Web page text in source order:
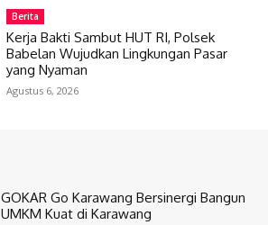
Berita
Kerja Bakti Sambut HUT RI, Polsek
Babelan Wujudkan Lingkungan Pasar
yang Nyaman
Agustus 6, 2026
GOKAR Go Karawang Bersinergi Bangun
UMKM Kuat di Karawang